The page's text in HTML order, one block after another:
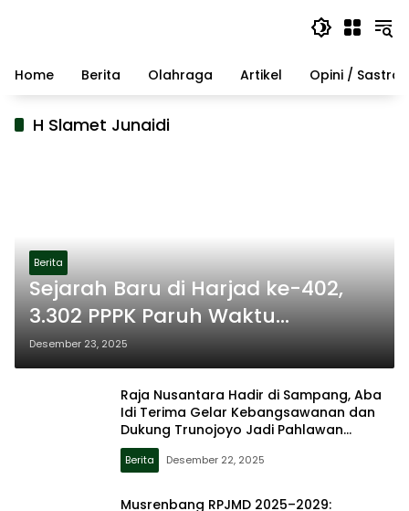
Home
Berita Olahraga Artikel Opini / Sastra
H Slamet Junaidi
Berita
Sejarah Baru di Harjad ke-402,
3.302 PPPK Paruh Waktu
Sampang Resmi Jadi ASN
Desember 23, 2025
Raja Nusantara Hadir di Sampang, Aba
Idi Terima Gelar Kebangsawanan dan
Dukung Trunojoyo Jadi Pahlawan
Nasional
Berita Desember 22, 2025
Musrenbang RPJMD 2025–2029: